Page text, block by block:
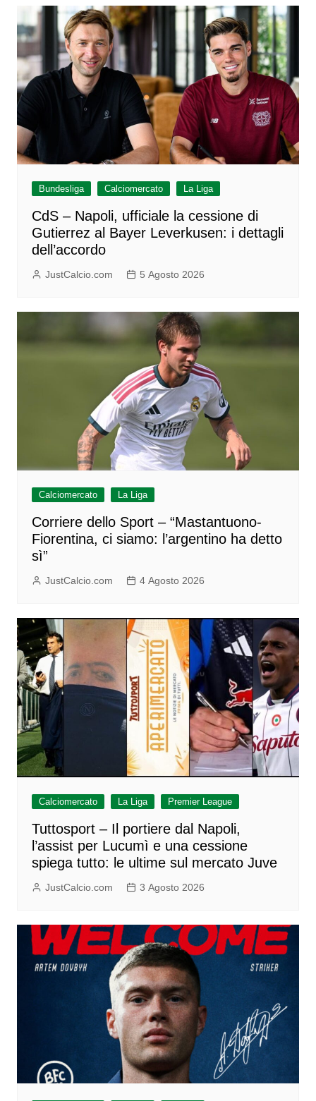
Bundesliga Calciomercato La Liga
CdS – Napoli, ufficiale la cessione di
Gutierrez al Bayer Leverkusen: i dettagli
dell’accordo
JustCalcio.com 5 Agosto 2026
Calciomercato La Liga
Corriere dello Sport – “Mastantuono-
Fiorentina, ci siamo: l’argentino ha detto
sì”
JustCalcio.com 4 Agosto 2026
Calciomercato La Liga Premier League
Tuttosport – Il portiere dal Napoli,
l’assist per Lucumì e una cessione
spiega tutto: le ultime sul mercato Juve
JustCalcio.com 3 Agosto 2026